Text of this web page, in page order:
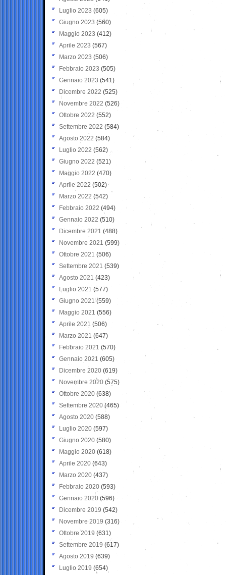
Luglio 2023 (605)
Giugno 2023 (560)
Maggio 2023 (412)
Aprile 2023 (567)
Marzo 2023 (506)
Febbraio 2023 (505)
Gennaio 2023 (541)
Dicembre 2022 (525)
Novembre 2022 (526)
Ottobre 2022 (552)
Settembre 2022 (584)
Agosto 2022 (584)
Luglio 2022 (562)
Giugno 2022 (521)
Maggio 2022 (470)
Aprile 2022 (502)
Marzo 2022 (542)
Febbraio 2022 (494)
Gennaio 2022 (510)
Dicembre 2021 (488)
Novembre 2021 (599)
Ottobre 2021 (506)
Settembre 2021 (539)
Agosto 2021 (423)
Luglio 2021 (577)
Giugno 2021(559)
Maggio 2021 (556)
Aprile 2021 (506)
Marzo 2021 (647)
Febbraio 2021 (570)
Gennaio 2021 (605)
Dicembre 2020 (619)
Novembre 2020 (575)
Ottobre 2020 (638)
Settembre 2020(465)
Agosto 2020 (588)
Luglio 2020 (597)
Giugno 2020 (580)
Maggio 2020 (618)
Aprile 2020 (643)
Marzo 2020 (437)
Febbraio 2020 (593)
Gennaio 2020 (596)
Dicembre 2019 (542)
Novembre 2019 (316)
Ottobre 2019 (631)
Settembre 2019 (617)
Agosto 2019 (639)
Luglio 2019 (654)